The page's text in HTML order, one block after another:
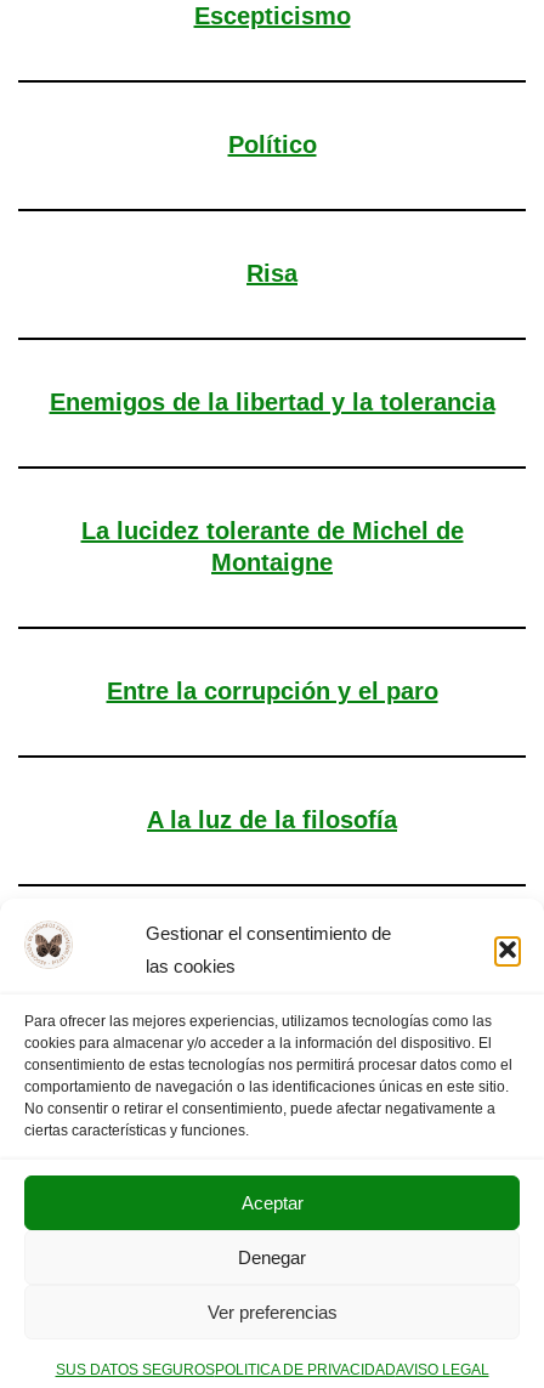
Gestionar el consentimiento de
las cookies
Para ofrecer las mejores experiencias, utilizamos tecnologías como las
cookies para almacenar y/o acceder a la información del dispositivo. El
consentimiento de estas tecnologías nos permitirá procesar datos como el
comportamiento de navegación o las identificaciones únicas en este sitio.
No consentir o retirar el consentimiento, puede afectar negativamente a
ciertas características y funciones.
Aceptar
Denegar
Ver preferencias
SUS DATOS SEGUROSPOLITICA DE PRIVACIDADAVISO LEGAL
Escepticismo
Político
Risa
Enemigos de la libertad y la tolerancia
La lucidez tolerante de Michel de
Montaigne
Entre la corrupción y el paro
A la luz de la filosofía
Triste alegría
1 2 3 … 7 PÁGINA SIGUIENTE
POLITICA DE PRIVACIDAD
AVISO LEGAL
Neve| Funciona gracias aWordPress